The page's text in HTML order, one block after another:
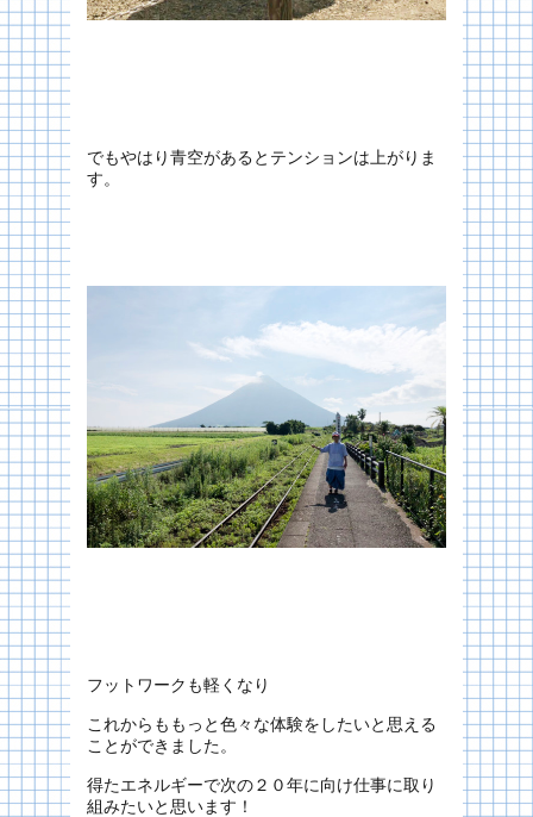
でもやはり青空があるとテンションは上がりま
す。
フットワークも軽くなり
これからももっと色々な体験をしたいと思える
ことができました。
得たエネルギーで次の２０年に向け仕事に取り
組みたいと思います！